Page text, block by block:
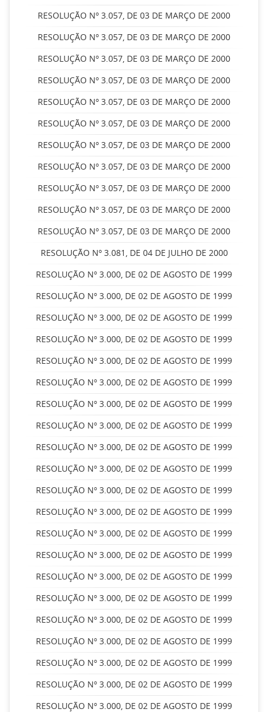
RESOLUÇÃO Nº 3.057, DE 03 DE MARÇO DE 2000
RESOLUÇÃO Nº 3.057, DE 03 DE MARÇO DE 2000
RESOLUÇÃO Nº 3.057, DE 03 DE MARÇO DE 2000
RESOLUÇÃO Nº 3.057, DE 03 DE MARÇO DE 2000
RESOLUÇÃO Nº 3.057, DE 03 DE MARÇO DE 2000
RESOLUÇÃO Nº 3.057, DE 03 DE MARÇO DE 2000
RESOLUÇÃO Nº 3.057, DE 03 DE MARÇO DE 2000
RESOLUÇÃO Nº 3.057, DE 03 DE MARÇO DE 2000
RESOLUÇÃO Nº 3.057, DE 03 DE MARÇO DE 2000
RESOLUÇÃO Nº 3.057, DE 03 DE MARÇO DE 2000
RESOLUÇÃO Nº 3.057, DE 03 DE MARÇO DE 2000
RESOLUÇÃO Nº 3.081, DE 04 DE JULHO DE 2000
RESOLUÇÃO Nº 3.000, DE 02 DE AGOSTO DE 1999
RESOLUÇÃO Nº 3.000, DE 02 DE AGOSTO DE 1999
RESOLUÇÃO Nº 3.000, DE 02 DE AGOSTO DE 1999
RESOLUÇÃO Nº 3.000, DE 02 DE AGOSTO DE 1999
RESOLUÇÃO Nº 3.000, DE 02 DE AGOSTO DE 1999
RESOLUÇÃO Nº 3.000, DE 02 DE AGOSTO DE 1999
RESOLUÇÃO Nº 3.000, DE 02 DE AGOSTO DE 1999
RESOLUÇÃO Nº 3.000, DE 02 DE AGOSTO DE 1999
RESOLUÇÃO Nº 3.000, DE 02 DE AGOSTO DE 1999
RESOLUÇÃO Nº 3.000, DE 02 DE AGOSTO DE 1999
RESOLUÇÃO Nº 3.000, DE 02 DE AGOSTO DE 1999
RESOLUÇÃO Nº 3.000, DE 02 DE AGOSTO DE 1999
RESOLUÇÃO Nº 3.000, DE 02 DE AGOSTO DE 1999
RESOLUÇÃO Nº 3.000, DE 02 DE AGOSTO DE 1999
RESOLUÇÃO Nº 3.000, DE 02 DE AGOSTO DE 1999
RESOLUÇÃO Nº 3.000, DE 02 DE AGOSTO DE 1999
RESOLUÇÃO Nº 3.000, DE 02 DE AGOSTO DE 1999
RESOLUÇÃO Nº 3.000, DE 02 DE AGOSTO DE 1999
RESOLUÇÃO Nº 3.000, DE 02 DE AGOSTO DE 1999
RESOLUÇÃO Nº 3.000, DE 02 DE AGOSTO DE 1999
RESOLUÇÃO Nº 3.000, DE 02 DE AGOSTO DE 1999